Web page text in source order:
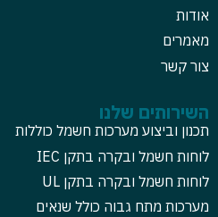
אודות
מאמרים
צור קשר
השירותים שלנו
תכנון וביצוע מערכות חשמל כוללות
לוחות חשמל ובקרה בתקן IEC
לוחות חשמל ובקרה בתקן UL
מערכות מתח גבוה כולל שנאים